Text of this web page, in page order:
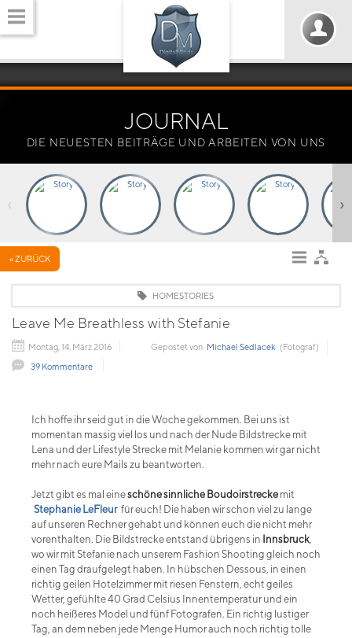
JOURNAL
DIE NEUESTEN BEITRÄGE UND ARBEITEN VON UNS
‹ ›
« ZURÜCK
HOMESTORIES
Leave Me Breathless with Stefanie
Montag, 14. März 2016 Gepostet von Michael Sedlacek (Fotograf)
39 Kommentare
Ich hoffe ihr seid gut in die Woche gekommen. Bei uns ist
momentan massig viel los und nach der Nude Bildstrecke mit
Lena und der Lifestyle Strecke mit Melanie kommen wir gar nicht
mehr nach eure Mails zu beantworten.
Jetzt gibt es mal eineschöne sinnliche Boudoirstrecke mit
Stephanie LeFleur für euch! Die haben wir schon viel zu lange
auf unseren Rechner gehabt und können euch die nicht mehr
vorenthalten. Die Bildstrecke entstand übrigens in Innsbruck,
wo wir mit Stefanie nach unserem Fashion Shooting gleich noch
einen Tag draufgelegt haben. In hübschen Dessous, in einen
richtig geilen Hotelzimmer mit riesen Fenstern, echt geiles
Wetter, gefühlte 40 Grad Celsius Innentemperatur und ein
noch heißeres Model und fünf Fotografen. Ein richtig lustiger
Tag, an dem neben jede Menge Humor auch noch richtig tolle